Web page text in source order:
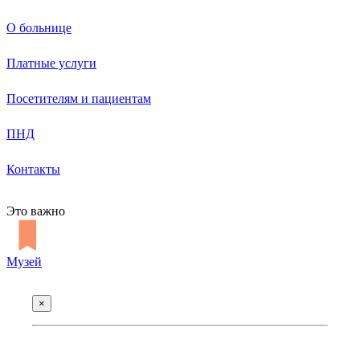
О больнице
Платные услуги
Посетителям и пациентам
ПНД
Контакты
Это важно
Музей
×